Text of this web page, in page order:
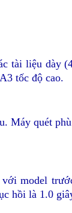
tài liệu dày
tốc độ cao.
Máy quét
model
hồi là 1.0